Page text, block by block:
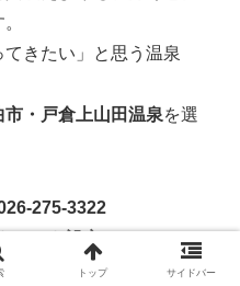
きたい」と思う温泉
市・戸倉上山田温泉を選
275-3322
レート設定▼
トップ サイドバー